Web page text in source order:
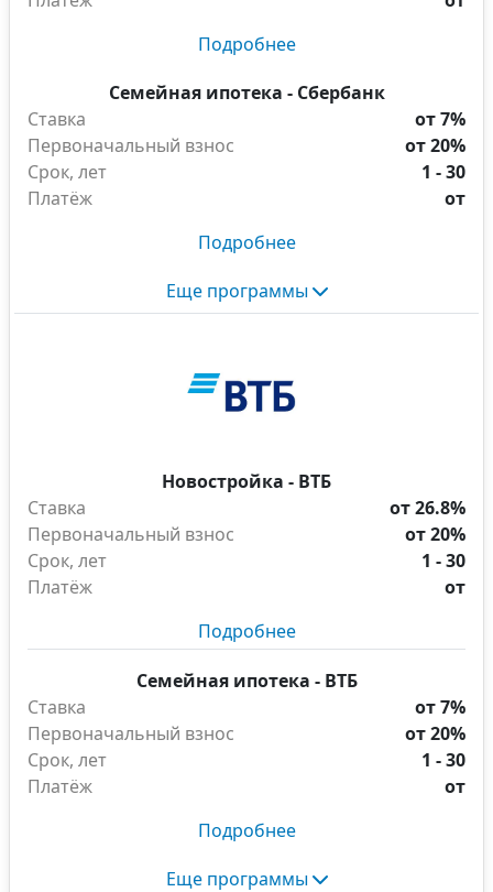
Подробнее
Семейная ипотека - Сбербанк
Ставка
от 7%
Первоначальный взнос
от 20%
Срок, лет
1 - 30
Платёж
от
Подробнее
Еще программы
Новостройка - ВТБ
Ставка
от 26.8%
Первоначальный взнос
от 20%
Срок, лет
1 - 30
Платёж
от
Подробнее
Семейная ипотека - ВТБ
Ставка
от 7%
Первоначальный взнос
от 20%
Срок, лет
1 - 30
Платёж
от
Подробнее
Еще программы